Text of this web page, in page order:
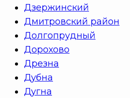
Дзержинский
Дмитровский район
Долгопрудный
Дорохово
Дрезна
Дубна
Дугна